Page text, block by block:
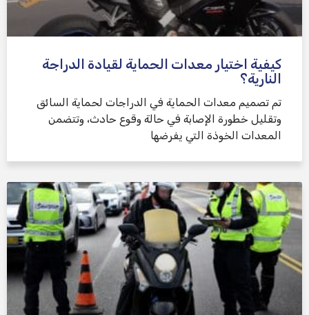
كيفية اختيار معدات الحماية لقيادة الدراجة
النارية؟
تم تصميم معدات الحماية في الدراجات لحماية السائق
وتقليل خطورة الإصابة في حالة وقوع حادث، وتتضمن
المعدات الخوذة التي يفرضها